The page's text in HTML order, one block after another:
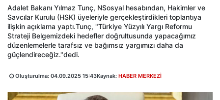
Adalet Bakanı Yılmaz Tunç, NSosyal hesabından, Hakimler ve
Savcılar Kurulu (HSK) üyeleriyle gerçekleştirdikleri toplantıya
ilişkin açıklama yaptı.Tunç, "Türkiye Yüzyılı Yargı Reformu
Strateji Belgemizdeki hedefler doğrultusunda yapacağımız
düzenlemelerle tarafsız ve bağımsız yargımızı daha da
güçlendireceğiz."dedi.
Oluşturulma: 04.09.2025 15:43Kaynak: HABER MERKEZİ